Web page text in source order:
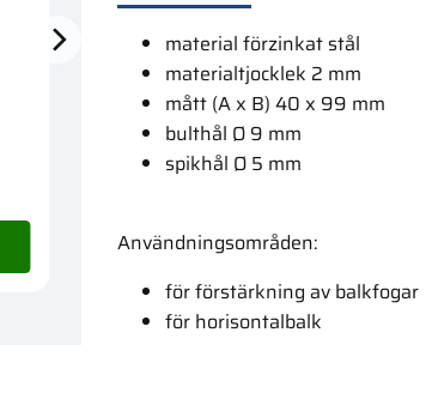
Ankarspik 4,0X50Mm
200St Vfz
Köpa större mängd?
Förpackad om 1/10/600 st.
200St
material förzinkat stål
materialtjocklek 2 mm
mått (A x B) 40 x 99 mm
bulthål Ø 9 mm
spikhål Ø 5 mm
Användningsområden:
för förstärkning av balkfogar
för horisontalbalk